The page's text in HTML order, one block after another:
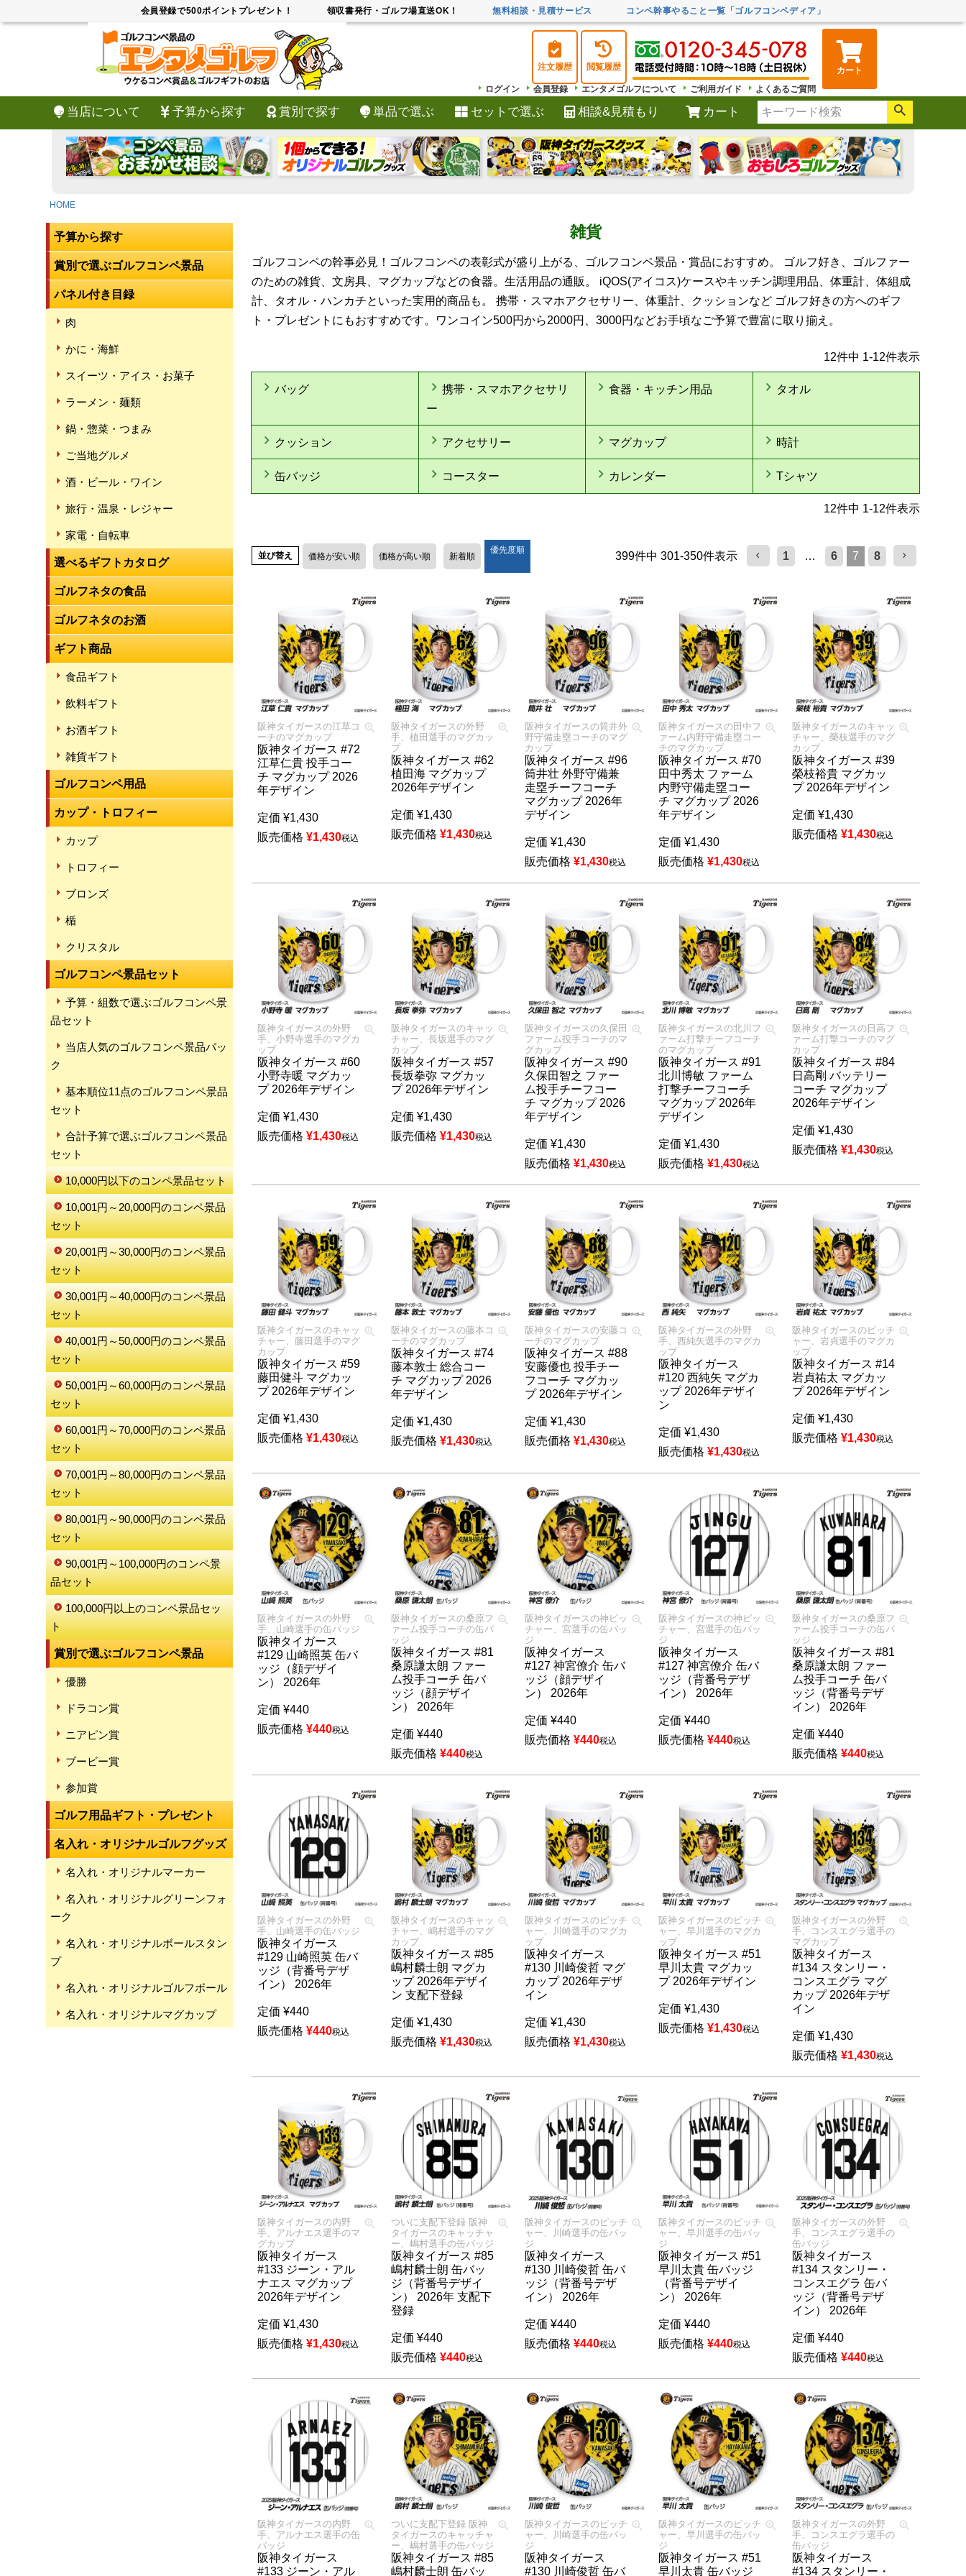
会員登録で500ポイントプレゼント！ 領収書発行・ゴルフ場直送OK！ 無料相談・見積サービス コンペ幹事やること一覧「ゴルフコンペディア」
注文履歴 閲覧履歴
カート
ログイン
会員登録 エンタメゴルフについて ご利用ガイド よくあるご質問
当店について 予算から探す 賞別で探す 単品で選ぶ セットで選ぶ 相談&見積もり カート
検索
HOME
予算から探す
賞別で選ぶゴルフコンペ景品
パネル付き目録
肉
かに・海鮮
スイーツ・アイス・お菓子
ラーメン・麺類
鍋・惣菜・つまみ
ご当地グルメ
酒・ビール・ワイン
旅行・温泉・レジャー
家電・自転車
選べるギフトカタログ
ゴルフネタの食品
ゴルフネタのお酒
ギフト商品
食品ギフト
飲料ギフト
お酒ギフト
雑貨ギフト
ゴルフコンペ用品
カップ・トロフィー
カップ
トロフィー
ブロンズ
楯
クリスタル
ゴルフコンペ景品セット
予算・組数で選ぶゴルフコンペ景
品セット
当店人気のゴルフコンペ景品パッ
ク
基本順位11点のゴルフコンペ景品
セット
合計予算で選ぶゴルフコンペ景品
セット
10,000円以下のコンペ景品セット
10,001円～20,000円のコンペ景品
セット
20,001円～30,000円のコンペ景品
セット
30,001円～40,000円のコンペ景品
セット
40,001円～50,000円のコンペ景品
セット
50,001円～60,000円のコンペ景品
セット
60,001円～70,000円のコンペ景品
セット
70,001円～80,000円のコンペ景品
セット
80,001円～90,000円のコンペ景品
セット
90,001円～100,000円のコンペ景
品セット
100,000円以上のコンペ景品セッ
ト
賞別で選ぶゴルフコンペ景品
優勝
ドラコン賞
ニアピン賞
ブービー賞
参加賞
ゴルフ用品ギフト・プレゼント
名入れ・オリジナルゴルフグッズ
名入れ・オリジナルマーカー
名入れ・オリジナルグリーンフォ
ーク
名入れ・オリジナルボールスタン
プ
名入れ・オリジナルゴルフボール
名入れ・オリジナルマグカップ
雑貨
ゴルフコンペの幹事必見！ゴルフコンペの表彰式が盛り上がる、ゴルフコンペ景品・賞品におすすめ。 ゴルフ好き、ゴルファー
のための雑貨、文房具、マグカップなどの食器。生活用品の通販。 iQOS(アイコス)ケースやキッチン調理用品、体重計、体組成
計、タオル・ハンカチといった実用的商品も。 携帯・スマホアクセサリー、体重計、クッションなど ゴルフ好きの方へのギフ
ト・プレゼントにもおすすめです。ワンコイン500円から2000円、3000円などお手頃なご予算で豊富に取り揃え。
12件中 1-12件表示
バッグ
携帯・スマホアクセサリ
ー
食器・キッチン用品 タオル
クッション アクセサリー マグカップ 時計
缶バッジ コースター カレンダー Tシャツ
12件中 1-12件表示
並び替え 価格が安い順 価格が高い順 新着順
優先度順 399件中 301-350件表示 1 … 6 7 8
阪神タイガースの江草コ
ーチのマグカップ
阪神タイガース #72
江草仁貴 投手コー
チ マグカップ 2026
年デザイン
定価 ¥1,430
販売価格 ¥1,430税込
阪神タイガースの外野
手、植田選手のマグカッ
プ
阪神タイガース #62
植田海 マグカップ
2026年デザイン
定価 ¥1,430
販売価格 ¥1,430税込
阪神タイガースの筒井外
野守備走塁コーチのマグ
カップ
阪神タイガース #96
筒井壮 外野守備兼
走塁チーフコーチ
マグカップ 2026年
デザイン
定価 ¥1,430
販売価格 ¥1,430税込
阪神タイガースの田中フ
ァーム内野守備走塁コー
チのマグカップ
阪神タイガース #70
田中秀太 ファーム
内野守備走塁コー
チ マグカップ 2026
年デザイン
定価 ¥1,430
販売価格 ¥1,430税込
阪神タイガースのキャッ
チャー、榮枝選手のマグ
カップ
阪神タイガース #39
榮枝裕貴 マグカッ
プ 2026年デザイン
定価 ¥1,430
販売価格 ¥1,430税込
阪神タイガースの外野
手、小野寺選手のマグカ
ップ
阪神タイガース #60
小野寺暖 マグカッ
プ 2026年デザイン
定価 ¥1,430
販売価格 ¥1,430税込
阪神タイガースのキャッ
チャー、長坂選手のマグ
カップ
阪神タイガース #57
長坂拳弥 マグカッ
プ 2026年デザイン
定価 ¥1,430
販売価格 ¥1,430税込
阪神タイガースの久保田
ファーム投手コーチのマ
グカップ
阪神タイガース #90
久保田智之 ファー
ム投手チーフコー
チ マグカップ 2026
年デザイン
定価 ¥1,430
販売価格 ¥1,430税込
阪神タイガースの北川フ
ァーム打撃チーフコーチ
のマグカップ
阪神タイガース #91
北川博敏 ファーム
打撃チーフコーチ
マグカップ 2026年
デザイン
定価 ¥1,430
販売価格 ¥1,430税込
阪神タイガースの日高フ
ァーム打撃コーチのマグ
カップ
阪神タイガース #84
日高剛 バッテリー
コーチ マグカップ
2026年デザイン
定価 ¥1,430
販売価格 ¥1,430税込
阪神タイガースのキャッ
チャー、藤田選手のマグ
カップ
阪神タイガース #59
藤田健斗 マグカッ
プ 2026年デザイン
定価 ¥1,430
販売価格 ¥1,430税込
阪神タイガースの藤本コ
ーチのマグカップ
阪神タイガース #74
藤本敦士 総合コー
チ マグカップ 2026
年デザイン
定価 ¥1,430
販売価格 ¥1,430税込
阪神タイガースの安藤コ
ーチのマグカップ
阪神タイガース #88
安藤優也 投手チー
フコーチ マグカッ
プ 2026年デザイン
定価 ¥1,430
販売価格 ¥1,430税込
阪神タイガースの外野
手、西純矢選手のマグカ
ップ
阪神タイガース
#120 西純矢 マグカ
ップ 2026年デザイ
ン
定価 ¥1,430
販売価格 ¥1,430税込
阪神タイガースのピッチ
ャー、岩貞選手のマグカ
ップ
阪神タイガース #14
岩貞祐太 マグカッ
プ 2026年デザイン
定価 ¥1,430
販売価格 ¥1,430税込
阪神タイガースの外野
手、山崎選手の缶バッジ
阪神タイガース
#129 山崎照英 缶バ
ッジ（顔デザイ
ン） 2026年
定価 ¥440
販売価格 ¥440税込
阪神タイガースの桑原フ
ァーム投手コーチの缶バ
ッジ
阪神タイガース #81
桑原謙太朗 ファー
ム投手コーチ 缶バ
ッジ（顔デザイ
ン） 2026年
定価 ¥440
販売価格 ¥440税込
阪神タイガースの神ピッ
チャー、宮選手の缶バッ
ジ
阪神タイガース
#127 神宮僚介 缶バ
ッジ（顔デザイ
ン） 2026年
定価 ¥440
販売価格 ¥440税込
阪神タイガースの神ピッ
チャー、宮選手の缶バッ
ジ
阪神タイガース
#127 神宮僚介 缶バ
ッジ（背番号デザ
イン） 2026年
定価 ¥440
販売価格 ¥440税込
阪神タイガースの桑原フ
ァーム投手コーチの缶バ
ッジ
阪神タイガース #81
桑原謙太朗 ファー
ム投手コーチ 缶バ
ッジ（背番号デザ
イン） 2026年
定価 ¥440
販売価格 ¥440税込
阪神タイガースの外野
手、山崎選手の缶バッジ
阪神タイガース
#129 山崎照英 缶バ
ッジ（背番号デザ
イン） 2026年
定価 ¥440
販売価格 ¥440税込
阪神タイガースのキャッ
チャー、嶋村選手のマグ
カップ
阪神タイガース #85
嶋村麟士朗 マグカ
ップ 2026年デザイ
ン 支配下登録
定価 ¥1,430
販売価格 ¥1,430税込
阪神タイガースのピッチ
ャー、川崎選手のマグカ
ップ
阪神タイガース
#130 川崎俊哲 マグ
カップ 2026年デザ
イン
定価 ¥1,430
販売価格 ¥1,430税込
阪神タイガースのピッチ
ャー、早川選手のマグカ
ップ
阪神タイガース #51
早川太貴 マグカッ
プ 2026年デザイン
定価 ¥1,430
販売価格 ¥1,430税込
阪神タイガースの外野
手、コンスエグラ選手の
マグカップ
阪神タイガース
#134 スタンリー・
コンスエグラ マグ
カップ 2026年デザ
イン
定価 ¥1,430
販売価格 ¥1,430税込
阪神タイガースの内野
手、アルナエス選手のマ
グカップ
阪神タイガース
#133 ジーン・アル
ナエス マグカップ
2026年デザイン
定価 ¥1,430
販売価格 ¥1,430税込
ついに支配下登録 阪神
タイガースのキャッチャ
ー、嶋村選手の缶バッジ
阪神タイガース #85
嶋村麟士朗 缶バッ
ジ（背番号デザイ
ン） 2026年 支配下
登録
定価 ¥440
販売価格 ¥440税込
阪神タイガースのピッチ
ャー、川崎選手の缶バッ
ジ
阪神タイガース
#130 川崎俊哲 缶バ
ッジ（背番号デザ
イン） 2026年
定価 ¥440
販売価格 ¥440税込
阪神タイガースのピッチ
ャー、早川選手の缶バッ
ジ
阪神タイガース #51
早川太貴 缶バッジ
（背番号デザイ
ン） 2026年
定価 ¥440
販売価格 ¥440税込
阪神タイガースの外野
手、コンスエグラ選手の
缶バッジ
阪神タイガース
#134 スタンリー・
コンスエグラ 缶バ
ッジ（背番号デザ
イン） 2026年
定価 ¥440
販売価格 ¥440税込
阪神タイガースの内野
手、アルナエス選手の缶
バッジ
阪神タイガース
#133 ジーン・アル
ついに支配下登録 阪神
タイガースのキャッチャ
ー、嶋村選手の缶バッジ
阪神タイガース #85
嶋村麟士朗 缶バッ
阪神タイガースのピッチ
ャー、川崎選手の缶バッ
ジ
阪神タイガース
#130 川崎俊哲 缶バ
阪神タイガースのピッチ
ャー、早川選手の缶バッ
ジ
阪神タイガース #51
早川太貴 缶バッジ
阪神タイガースの外野
手、コンスエグラ選手の
缶バッジ
阪神タイガース
#134 スタンリー・